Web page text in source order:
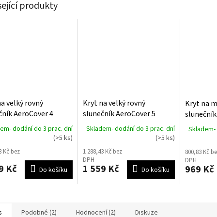
produkty
velký rovný
AeroCover 4
dodání do 3 prac. dní
(>5 ks)
Kč bez
Kč Do košíku
Kryt na velký rovný
slunečník AeroCover 5
Skladem- dodání do 3 prac. dní
(>5 ks)
1 288,43 Kč bez
DPH
1 559 Kč Do košíku
Kryt na
800,83 Kč
DPH
969 Kč
Podobné (2) Hodnocení (2) Diskuze